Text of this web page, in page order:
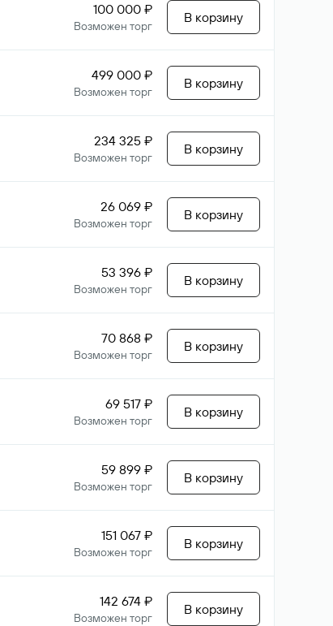
100 000 ₽
Возможен торг
В корзину
499 000 ₽
Возможен торг
В корзину
234 325 ₽
Возможен торг
В корзину
26 069 ₽
Возможен торг
В корзину
53 396 ₽
Возможен торг
В корзину
70 868 ₽
Возможен торг
В корзину
69 517 ₽
Возможен торг
В корзину
59 899 ₽
Возможен торг
В корзину
151 067 ₽
Возможен торг
В корзину
142 674 ₽
Возможен торг
В корзину